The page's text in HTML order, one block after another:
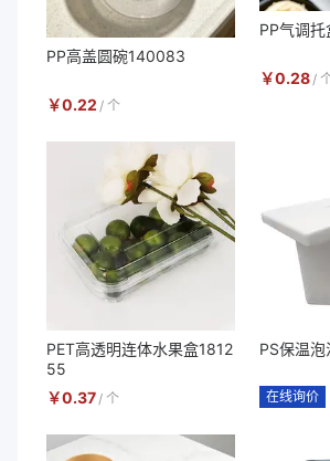
PP高盖圆碗140083
￥0.22 / 个
PP气调
￥0.28 /
PET高透明连体水果盒1812
55
￥0.37/ 个
PS保温泡
在线询价